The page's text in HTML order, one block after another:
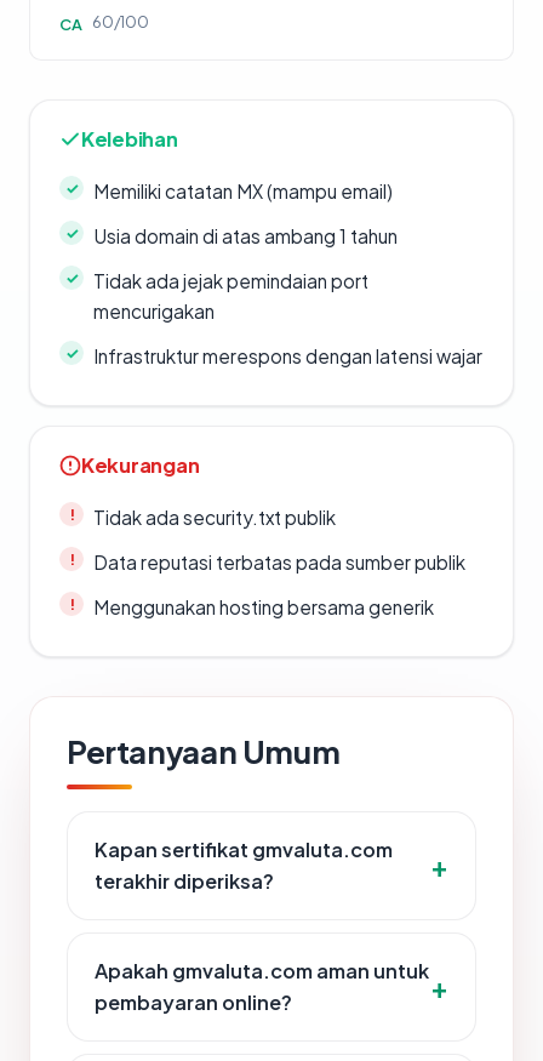
CA 60/100
Kelebihan
Memiliki catatan MX (mampu email)
Usia domain di atas ambang 1 tahun
Tidak ada jejak pemindaian port
mencurigakan
Infrastruktur merespons dengan latensi wajar
Kekurangan
Tidak ada security.txt publik
Data reputasi terbatas pada sumber publik
Menggunakan hosting bersama generik
Pertanyaan Umum
Kapan sertifikat gmvaluta.com
terakhir diperiksa?
Apakah gmvaluta.com aman untuk
pembayaran online?